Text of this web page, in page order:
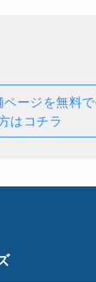
ージを無料
はコチラ